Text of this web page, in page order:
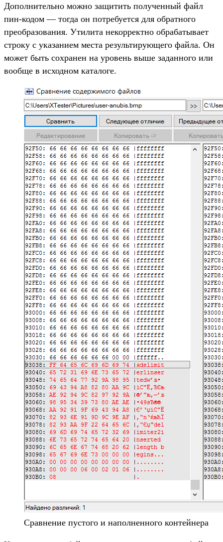
Дополнительно можно защитить полученный файл
пин-кодом — тогда он потребуется для обратного
преобразования. Утилита некорректно обрабатывает
строку с указанием места результирующего файла. Он
может быть сохранен на уровень выше заданного или
вообще в исходном каталоге.
Сравнение пустого и наполненного контейнера